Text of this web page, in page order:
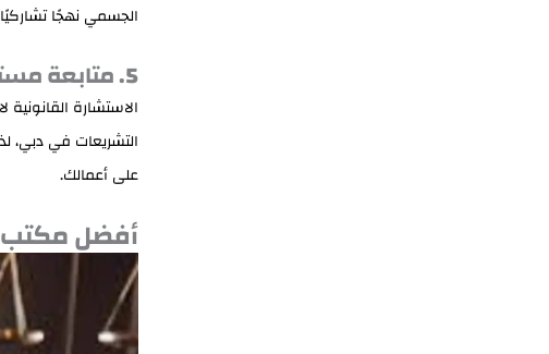
الجسمي نهجًا
5. متابعة مستمرة وتحديثات قانونية
الاستشارة
التشريعات في دبي،
على أعمالك.
أفضل مكتب